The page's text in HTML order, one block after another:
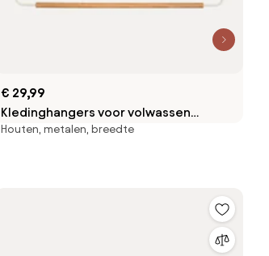
€ 29,99
Kledinghangers voor volwassen
bovenkleding, 10-delig
Houten, metalen, breedte